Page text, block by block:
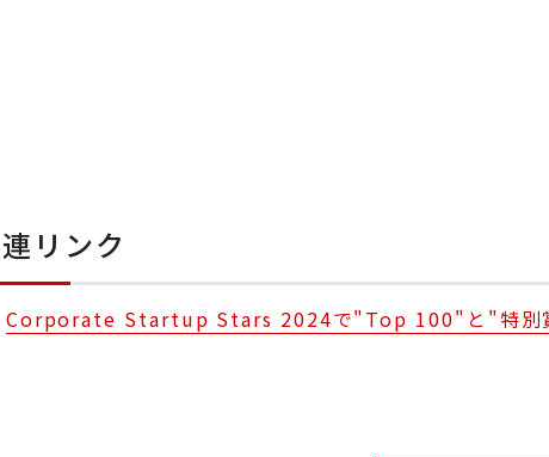
リンク
Corporate Startup Stars 2024で"Top 100"と"特別